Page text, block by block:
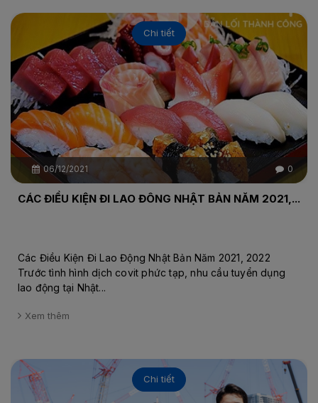
06/12/2021 0
Chi tiết
CÁC ĐIỀU KIỆN ĐI LAO ĐÔNG NHẬT BẢN NĂM 2021,...
Các Điều Kiện Đi Lao Động Nhật Bản Năm 2021, 2022
Trước tình hình dịch covit phức tạp, nhu cầu tuyển dụng
lao động tại Nhật...
Xem thêm
Chi tiết